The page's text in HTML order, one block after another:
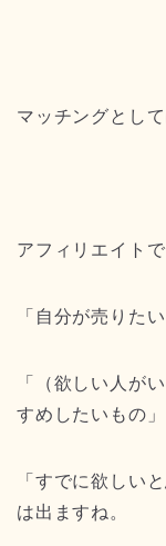
マッチングとして
アフィリエイトで
「自分が売りた
「（欲しい人が
すめしたいもの
「すでに欲しい
は出ますね。